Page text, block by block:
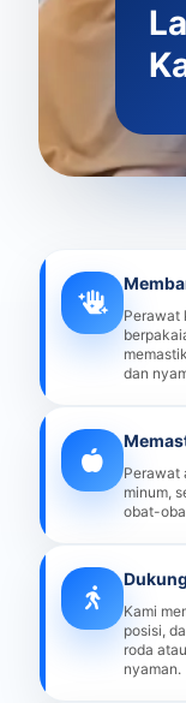
Perawat
dan
Perawat
minum,
obat-
Kami
posisi,
roda
nyaman.